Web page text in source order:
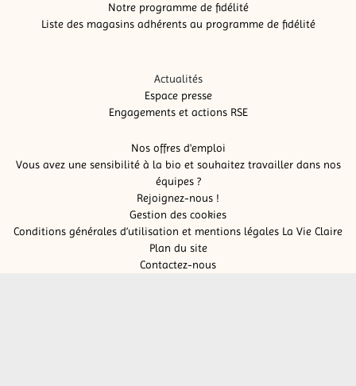
Notre programme de fidélité
Liste des magasins adhérents au programme de fidélité
Actualités
Espace presse
Engagements et actions RSE
Nos offres d'emploi
Vous avez une sensibilité à la bio et souhaitez travailler dans nos
équipes ?
Rejoignez-nous !
Gestion des cookies
Conditions générales d’utilisation et mentions légales La Vie Claire
Plan du site
Contactez-nous